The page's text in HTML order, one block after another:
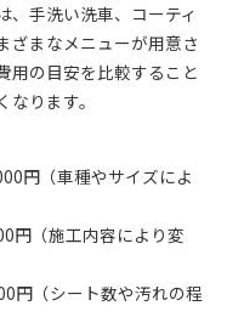
、手洗い洗車、コーティ
ざまなメニューが用意さ
用の目安を比較すること
ります。
円（車種やサイズによ
円（施工内容により変
円（シート数や汚れの程